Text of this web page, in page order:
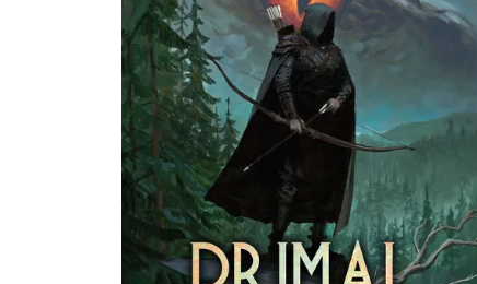
Odwróć kolory
Skala szarości
Powiększony kursor
Pomoc w czytaniu
Podkreślenie linków